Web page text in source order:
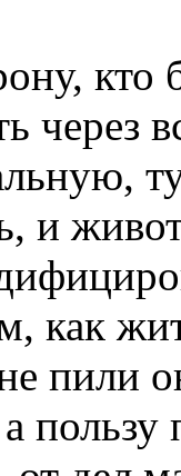
кто
через
и
как
пили